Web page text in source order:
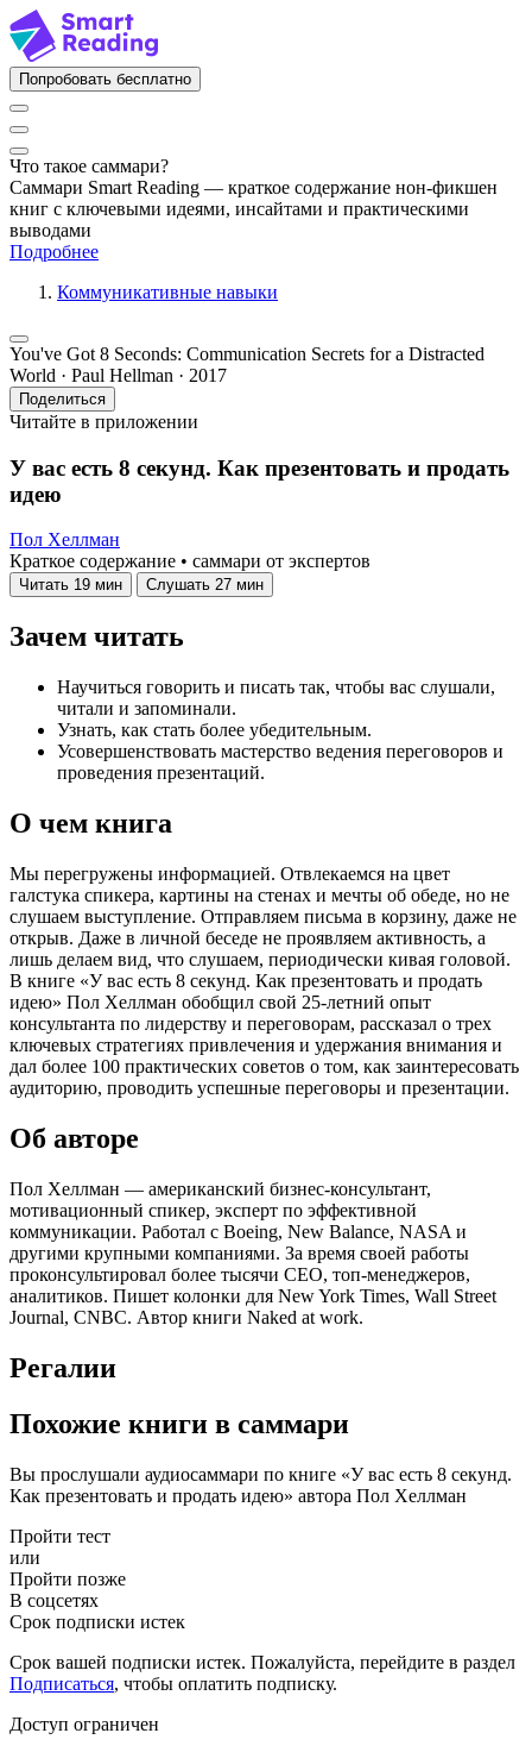
Попробовать бесплатно
Что такое саммари?
Саммари Smart Reading — краткое содержание нон-фикшен
книг с ключевыми идеями, инсайтами и практическими
выводами
Подробнее
Коммуникативные навыки
You've Got 8 Seconds: Communication Secrets for a Distracted
World · Paul Hellman · 2017
Поделиться
Читайте в приложении
У вас есть 8 секунд. Как презентовать и продать
идею
Пол Хеллман
Краткое содержание • саммари от экспертов
Читать 19 мин Слушать 27 мин
Зачем читать
Научиться говорить и писать так, чтобы вас слушали,
читали и запоминали.
Узнать, как стать более убедительным.
Усовершенствовать мастерство ведения переговоров и
проведения презентаций.
О чем книга
Мы перегружены информацией. Отвлекаемся на цвет
галстука спикера, картины на стенах и мечты об обеде, но не
слушаем выступление. Отправляем письма в корзину, даже не
открыв. Даже в личной беседе не проявляем активность, а
лишь делаем вид, что слушаем, периодически кивая головой.
В книге «У вас есть 8 секунд. Как презентовать и продать
идею» Пол Хеллман обобщил свой 25-летний опыт
консультанта по лидерству и переговорам, рассказал о трех
ключевых стратегиях привлечения и удержания внимания и
дал более 100 практических советов о том, как заинтересовать
аудиторию, проводить успешные переговоры и презентации.
Об авторе
Пол Хеллман — американский бизнес-консультант,
мотивационный спикер, эксперт по эффективной
коммуникации. Работал с Boeing, New Balance, NASA и
другими крупными компаниями. За время своей работы
проконсультировал более тысячи CEO, топ-менеджеров,
аналитиков. Пишет колонки для New York Times, Wall Street
Journal, CNBC. Автор книги Naked at work.
Регалии
Похожие книги в саммари
Вы прослушали аудиосаммари по книге «У вас есть 8 секунд.
Как презентовать и продать идею» автора Пол Хеллман
Пройти тест
или
Пройти позже
В соцсетях
Срок подписки истек
Срок вашей подписки истек. Пожалуйста, перейдите в раздел
Подписаться, чтобы оплатить подписку.
Доступ ограничен